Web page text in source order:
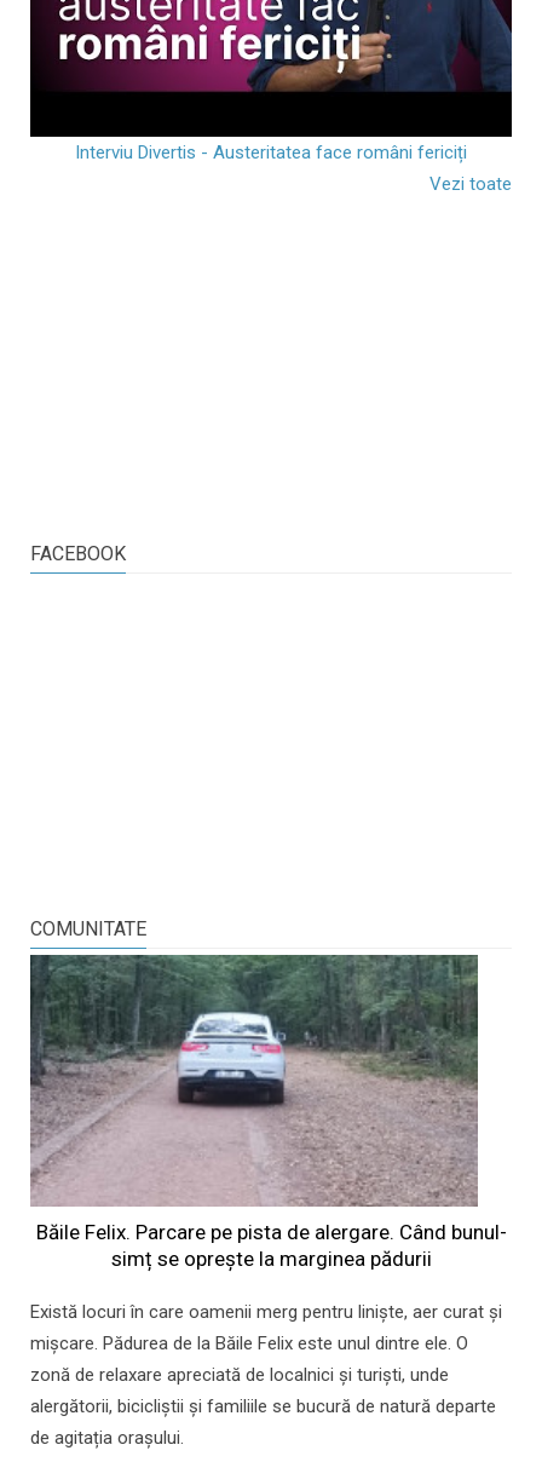
Interviu Divertis - Austeritatea face români fericiți
Vezi toate
FACEBOOK
COMUNITATE
Băile Felix. Parcare pe pista de alergare. Când bunul-
simț se oprește la marginea pădurii
Există locuri în care oamenii merg pentru liniște, aer curat și
mișcare. Pădurea de la Băile Felix este unul dintre ele. O
zonă de relaxare apreciată de localnici și turiști, unde
alergătorii, bicicliștii și familiile se bucură de natură departe
de agitația orașului.